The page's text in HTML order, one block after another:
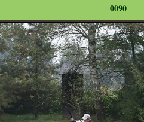
0090